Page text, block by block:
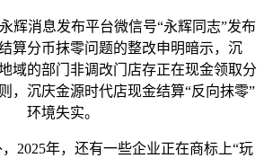
消息发布平台微信号“永辉同志”发布
算分币抹零问题的整改申明暗示，沉
域的部门非调改门店存正在现金领取分
，沉庆金源时代店现金结算“反向抹零”
环境失实。
年，还有一些企业正在商标上“玩